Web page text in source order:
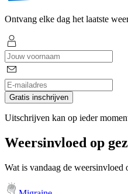
Ontvang elke dag het laatste
Gratis inschrijven
Uitschrijven kan op ieder
Weersinvloed op
Wat is vandaag de